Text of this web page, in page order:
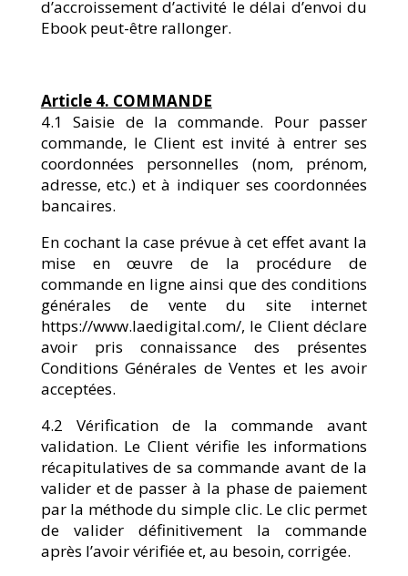
d’accroissement d’activité le délai d’envoi du
Ebook peut-être rallonger.
Article 4. COMMANDE
4.1 Saisie de la commande. Pour passer
commande, le Client est invité à entrer ses
coordonnées personnelles (nom, prénom,
adresse, etc.) et à indiquer ses coordonnées
bancaires.
En cochant la case prévue à cet effet avant la
mise en œuvre de la procédure de
commande en ligne ainsi que des conditions
générales de vente du site internet
https://www.laedigital.com/, le Client déclare
avoir pris connaissance des présentes
Conditions Générales de Ventes et les avoir
acceptées.
4.2 Vérification de la commande avant
validation. Le Client vérifie les informations
récapitulatives de sa commande avant de la
valider et de passer à la phase de paiement
par la méthode du simple clic. Le clic permet
de valider définitivement la commande
après l’avoir vérifiée et, au besoin, corrigée.